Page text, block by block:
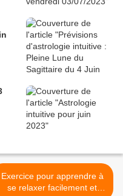
Exercice pour apprendre à
se relaxer facilement et